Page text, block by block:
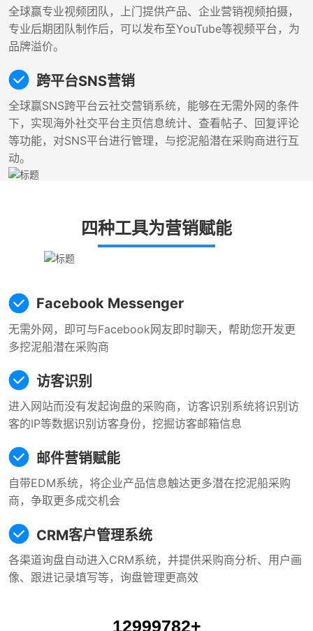
全球赢专业视频团队，上门提供产品、企业营销视频拍摄，
专业后期团队制作后，可以发布至YouTube等视频平台，为
品牌溢价。
跨平台SNS营销
全球赢SNS跨平台云社交营销系统，能够在无需外网的条件
下，实现海外社交平台主页信息统计、查看帖子、回复评论
等功能，对SNS平台进行管理，与挖泥船潜在采购商进行互
动。
四种工具为营销赋能
Facebook Messenger
无需外网，即可与Facebook网友即时聊天，帮助您开发更
多挖泥船潜在采购商
访客识别
进入网站而没有发起询盘的采购商，访客识别系统将识别访
客的IP等数据识别访客身份，挖掘访客邮箱信息
邮件营销赋能
自带EDM系统，将企业产品信息触达更多潜在挖泥船采购
商，争取更多成交机会
CRM客户管理系统
各渠道询盘自动进入CRM系统，并提供采购商分析、用户画
像、跟进记录填写等，询盘管理更高效
12999874+